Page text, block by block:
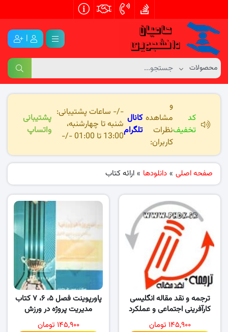
|
کد
تخفیف
و
مشاهده
نظرات
کاربران:
کانال
تلگرام
-/- ساعات پشتیبانی:
شنبه تا چهارشنبه،
13:00 تا 01:00 -/-
پشتیبانی
واتساپ
صفحه اصلی » دانلودها » ارائه کتاب
ترجمه و نقد مقاله انگلیسی
کارآفرینی اجتماعی و عملکرد
سازمانی …
۱۴۵,۹۰۰ تومان
پاورپوینت فصل ۵، ۶، ۷ کتاب
مدیریت پروژه در ورزش
۱۴۵,۹۰۰ تومان